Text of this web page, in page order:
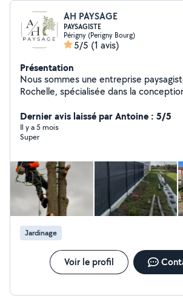
AH PAYSAGE
PAYSAGISTE
Périgny (Perigny Bourg)
5/5 (1 avis)
Présentation
Nous sommes une entreprise
Rochelle, spécialisée dans la
notre savoir-faire expert, notre écoute
créativité, au service des particuliers
entreprises. De la conception à la réalistation de votre
de votre projet : études, conception,
entretien.
Dernier avis laissé par Antoine : 5/5
Il y a 5 mois
Super
Jardinage
Voir le profil